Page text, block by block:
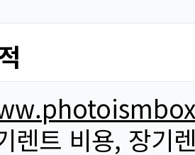
렌트 비용, 장기